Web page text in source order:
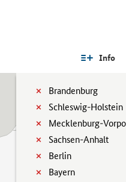
Info
Brandenburg
Schleswig-Holstein
Mecklenburg-
Sachsen-Anhalt
Berlin
Bayern